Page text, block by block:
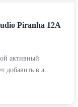
Piranha 12A
активный
добавить в а…